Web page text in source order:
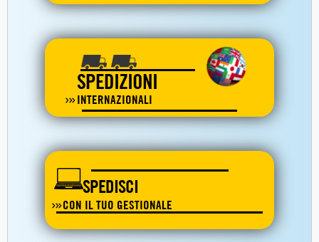
SPEDIZIONI
INTERNAZIONALI
SPEDISCI
CON IL TUO GESTIONALE